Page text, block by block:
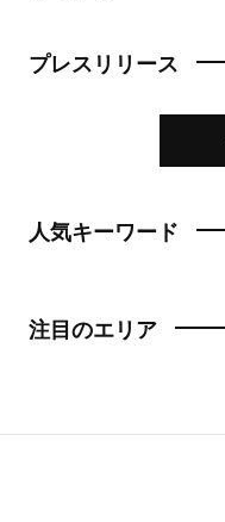
プレスリリース
人気キーワード
注目のエリア